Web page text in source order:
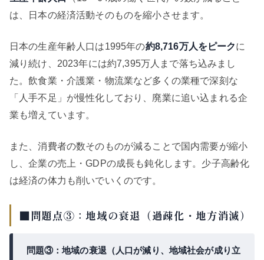
は、日本の経済活動そのものを縮小させます。
日本の生産年齢人口は1995年の約8,716万人をピークに
減り続け、2023年には約7,395万人まで落ち込みまし
た。飲食業・介護業・物流業など多くの業種で深刻な
「人手不足」が慢性化しており、廃業に追い込まれる企
業も増えています。
また、消費者の数そのものが減ることで国内需要が縮小
し、企業の売上・GDPの成長も鈍化します。少子高齢化
は経済の体力も削いでいくのです。
■問題点③：地域の衰退（過疎化・地方消滅）
問題③：地域の衰退（人口が減り、地域社会が成り立